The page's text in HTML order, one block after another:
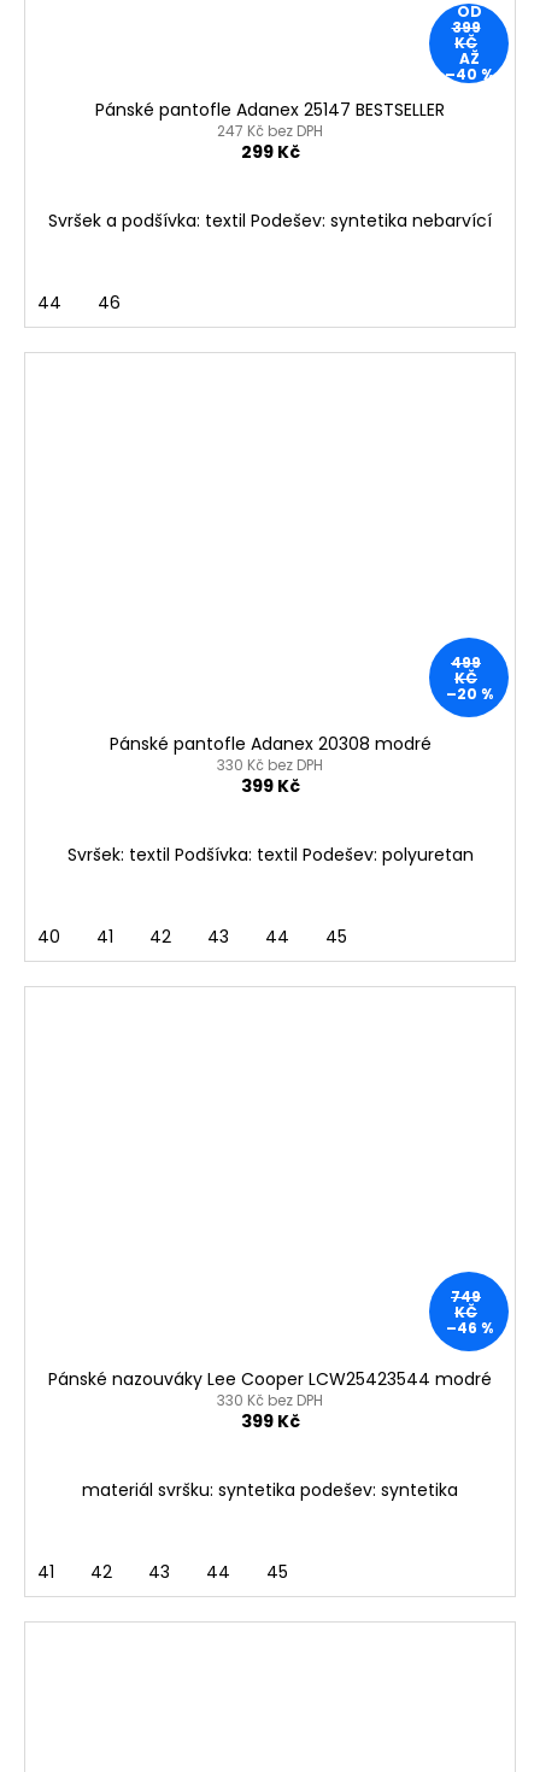
OD
399
KČ
AŽ
–40 %
Pánské pantofle Adanex 25147 BESTSELLER
247 Kč bez DPH
299 Kč
Svršek a podšívka: textil Podešev: syntetika nebarvící
44 46
499
KČ
–20 %
Pánské pantofle Adanex 20308 modré
330 Kč bez DPH
399 Kč
Svršek: textil Podšívka: textil Podešev: polyuretan
40 41 42 43 44 45
749
KČ
–46 %
Pánské nazouváky Lee Cooper LCW25423544 modré
330 Kč bez DPH
399 Kč
materiál svršku: syntetika podešev: syntetika
41 42 43 44 45